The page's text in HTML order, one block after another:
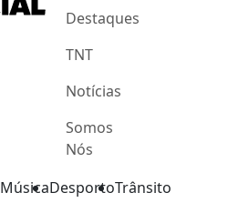
Destaques
TNT
Notícias
Somos
Nós
MúsicaDesportoTrânsito